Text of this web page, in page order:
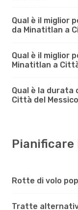
Qual è il miglior
da Minatitlan a
Qual è il miglior
Minatitlan a
Qual è la durata
Città del
Pianificare
Rotte di volo
Tratte